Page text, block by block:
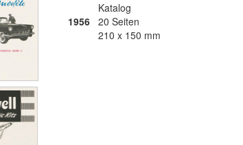
1956
Katalog
20 Seiten
210 x 150 mm